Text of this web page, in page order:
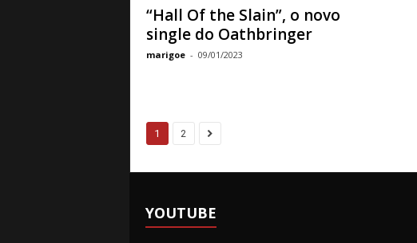
“Hall Of the Slain”, o novo
single do Oathbringer
marigoe - 09/01/2023
1 2
YOUTUBE